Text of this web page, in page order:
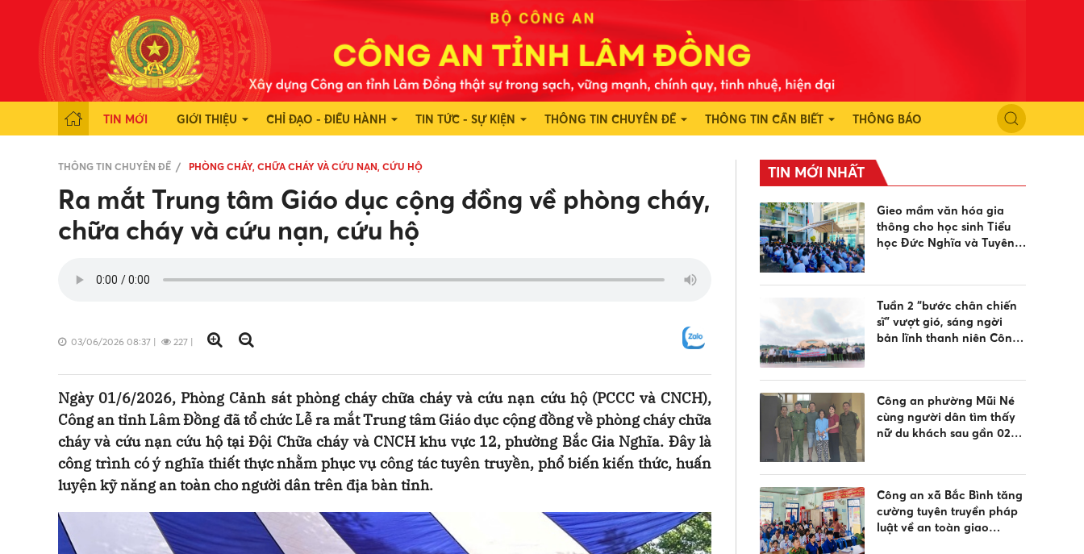
TIN MỚI GIỚI THIỆU CHỈ ĐẠO - ĐIỀU HÀNH TIN TỨC - SỰ KIỆN THÔNG TIN CHUYÊN ĐỀ THÔNG TIN CẦN BIẾT THÔNG BÁO
THÔNG TIN CHUYÊN ĐỀ PHÒNG CHÁY, CHỮA CHÁY VÀ CỨU NẠN, CỨU HỘ
Ra mắt Trung tâm Giáo dục cộng đồng về phòng cháy,
chữa cháy và cứu nạn, cứu hộ
03/06/2026 08:37 | 227 |
Ngày 01/6/2026, Phòng Cảnh sát phòng cháy chữa cháy và cứu nạn cứu hộ (PCCC và CNCH),
Công an tỉnh Lâm Đồng đã tổ chức Lễ ra mắt Trung tâm Giáo dục cộng đồng về phòng cháy chữa
cháy và cứu nạn cứu hộ tại Đội Chữa cháy và CNCH khu vực 12, phường Bắc Gia Nghĩa. Đây là
công trình có ý nghĩa thiết thực nhằm phục vụ công tác tuyên truyền, phổ biến kiến thức, huấn
luyện kỹ năng an toàn cho người dân trên địa bàn tỉnh.
TIN MỚI NHẤT
Gieo mầm văn hóa gia
thông cho học sinh Tiểu
học Đức Nghĩa và Tuyên
Tuần 2 “bước chân chiến
sĩ” vượt gió, sáng ngời
bản lĩnh thanh niên Công
Công an phường Mũi Né
cùng người dân tìm thấy
nữ du khách sau gần 02
Công an xã Bắc Bình tăng
cường tuyên truyền pháp
luật về an toàn giao